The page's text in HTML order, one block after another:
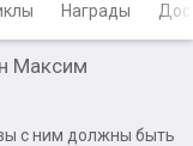
Награды
Максим
с ним должны быть